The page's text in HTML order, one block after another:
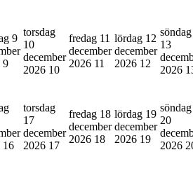
9
9
torsdag
10
december
2026 10
fredag 11
december
2026 11
lördag 12
december
2026 12
söndag
13
2026
16
torsdag
17
december
2026 17
fredag 18
december
2026 18
lördag 19
december
2026 19
söndag
20
2026